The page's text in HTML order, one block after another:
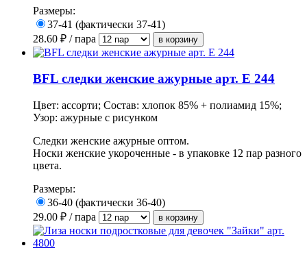
Размеры:
37-41 (фактически 37-41)
28.60 ₽ / пара
BFL следки женские ажурные арт. Е 244
Цвет: ассорти; Состав: хлопок 85% + полиамид 15%;
Узор: ажурные с рисунком
Следки женские ажурные оптом.
Носки женские укороченные - в упаковке 12 пар разного
цвета.
Размеры:
36-40 (фактически 36-40)
29.00 ₽ / пара